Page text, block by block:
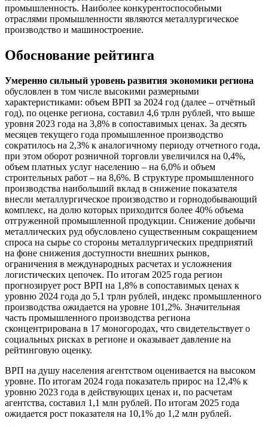
промышленность. Наиболее конкурентоспособными
отраслями промышленности являются металлургическое
производство и машиностроение.
Обоснование рейтинга
Умеренно сильный уровень развития экономики региона
обусловлен в том числе высокими размерными
характеристиками: объем ВРП за 2024 год (далее – отчётный
год), по оценке региона, составил 4,6 трлн рублей, что выше
уровня 2023 года на 3,8% в сопоставимых ценах. За десять
месяцев текущего года промышленное производство
сократилось на 2,3% к аналогичному периоду отчетного года,
при этом оборот розничной торговли увеличился на 0,4%,
объем платных услуг населению – на 6,0% и объем
строительных работ – на 8,6%. В структуре промышленного
производства наибольший вклад в снижение показателя
внесли металлургическое производство и горнодобывающий
комплекс, на долю которых приходится более 40% объема
отгруженной промышленной продукции. Снижение добычи
металлических руд обусловлено существенным сокращением
спроса на сырье со стороны металлургических предприятий
на фоне снижения доступности внешних рынков,
ограничения в международных расчетах и усложнения
логистических цепочек. По итогам 2025 года регион
прогнозирует рост ВРП на 1,8% в сопоставимых ценах к
уровню 2024 года до 5,1 трлн рублей, индекс промышленного
производства ожидается на уровне 101,2%. Значительная
часть промышленного производства региона
сконцентрирована в 17 моногородах, что свидетельствует о
социальных рисках в регионе и оказывает давление на
рейтинговую оценку.
ВРП на душу населения агентством оценивается на высоком
уровне. По итогам 2024 года показатель прирос на 12,4% к
уровню 2023 года в действующих ценах и, по расчетам
агентства, составил 1,1 млн рублей. По итогам 2025 года
ожидается рост показателя на 10,1% до 1,2 млн рублей.